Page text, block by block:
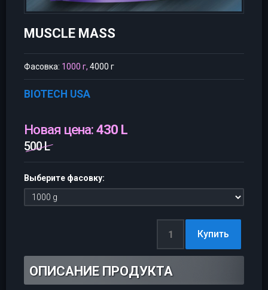
MUSCLE MASS
Фасовка: 1000 г, 4000 г
BIOTECH USA
Новая цена:430 L
500 L
Выберите фасовку:
ОПИСАНИЕ ПРОДУКТА